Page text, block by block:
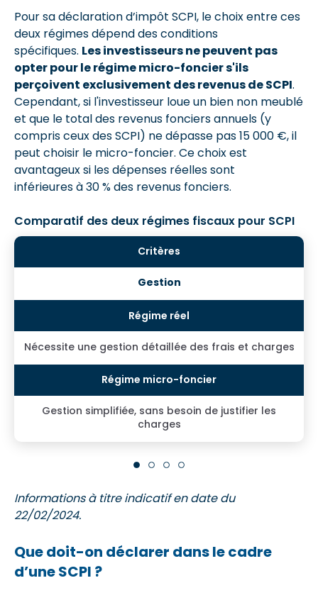
Pour sa déclaration d’impôt SCPI, le choix entre ces
deux régimes dépend des conditions
spécifiques. Les investisseurs ne peuvent pas
opter pour le régime micro-foncier s'ils
perçoivent exclusivement des revenus de SCPI.
Cependant, si l'investisseur loue un bien non meublé
et que le total des revenus fonciers annuels (y
compris ceux des SCPI) ne dépasse pas 15 000 €, il
peut choisir le micro-foncier. Ce choix est
avantageux si les dépenses réelles sont
inférieures à 30 % des revenus fonciers.
Comparatif des deux régimes fiscaux pour SCPI
Gestion
Nécessite une gestion détaillée des frais et charges
Gestion simplifiée, sans besoin de justifier les
charges
Informations à titre indicatif en date du
22/02/2024.
Que doit-on déclarer dans le cadre
d’une SCPI ?